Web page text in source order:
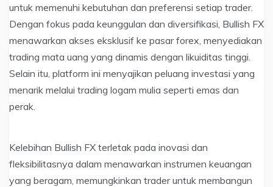
untuk memenuhi kebutuhan dan preferensi setiap trader.
Dengan fokus pada keunggulan dan diversifikasi, Bullish FX
menawarkan akses eksklusif ke pasar forex, menyediakan
trading mata uang yang dinamis dengan likuiditas tinggi.
Selain itu, platform ini menyajikan peluang investasi yang
menarik melalui trading logam mulia seperti emas dan
perak.
Kelebihan Bullish FX terletak pada inovasi dan
fleksibilitasnya dalam menawarkan instrumen keuangan
yang beragam, memungkinkan trader untuk membangun